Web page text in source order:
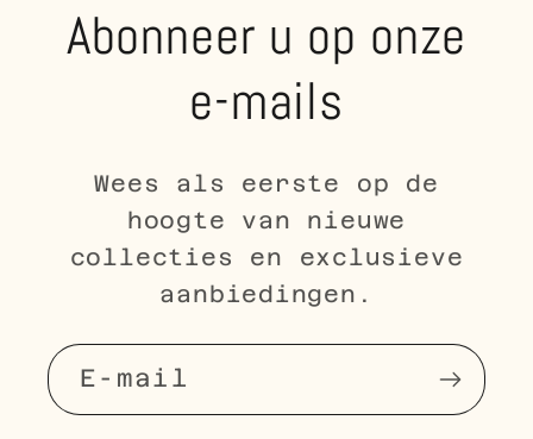
Abonneer u op onze
e-mails
Wees als eerste op de
hoogte van nieuwe
collecties en exclusieve
aanbiedingen.
E‑mail